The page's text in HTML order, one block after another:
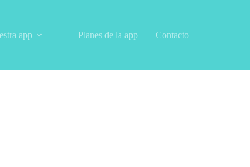
app Planes de la app Contacto